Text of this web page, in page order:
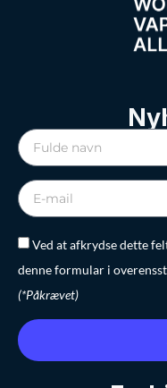
Ved at afkrydse dette
denne formular i
(*Påkrævet)